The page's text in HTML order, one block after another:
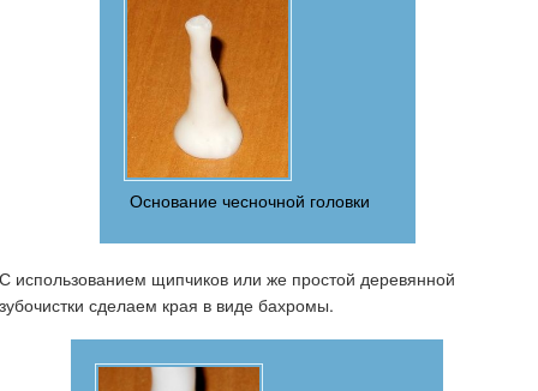
Основание чесночной головки
С использованием щипчиков или же простой деревянной
зубочистки сделаем края в виде бахромы.